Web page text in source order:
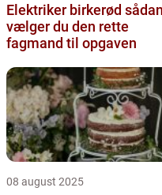
Elektriker birkerød sådan
vælger du den rette
fagmand til opgaven
08 august 2025